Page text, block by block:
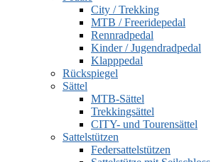
City / Trekking
MTB / Freeridepedal
Rennradpedal
Kinder / Jugendradpedal
Klapppedal
Rückspiegel
Sättel
MTB-Sättel
Trekkingsättel
CITY- und Tourensättel
Sattelstützen
Federsattelstützen